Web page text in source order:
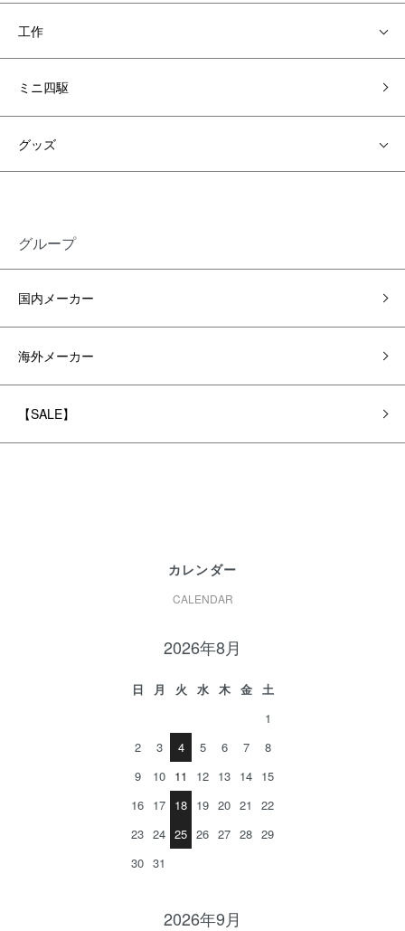
工作
ミニ四駆
グッズ
グループ
国内メーカー
海外メーカー
【SALE】
カレンダー
CALENDAR
2026年8月
日 月 火 水 木 金
土
1
2
3 4 5 6 7
8
9
10 11 12 13 14 15
16 17 18 19 20 21
22
23 24 25 26 27 28 29
30 31
2026年9月